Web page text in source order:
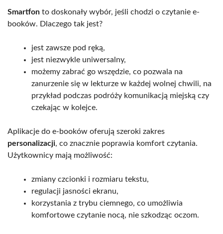
Smartfon to doskonały wybór, jeśli chodzi o czytanie e-
booków. Dlaczego tak jest?
jest zawsze pod ręką,
jest niezwykle uniwersalny,
możemy zabrać go wszędzie, co pozwala na
zanurzenie się w lekturze w każdej wolnej chwili, na
przykład podczas podróży komunikacją miejską czy
czekając w kolejce.
Aplikacje do e-booków oferują szeroki zakres
personalizacji, co znacznie poprawia komfort czytania.
Użytkownicy mają możliwość:
zmiany czcionki i rozmiaru tekstu,
regulacji jasności ekranu,
korzystania z trybu ciemnego, co umożliwia
komfortowe czytanie nocą, nie szkodząc oczom.